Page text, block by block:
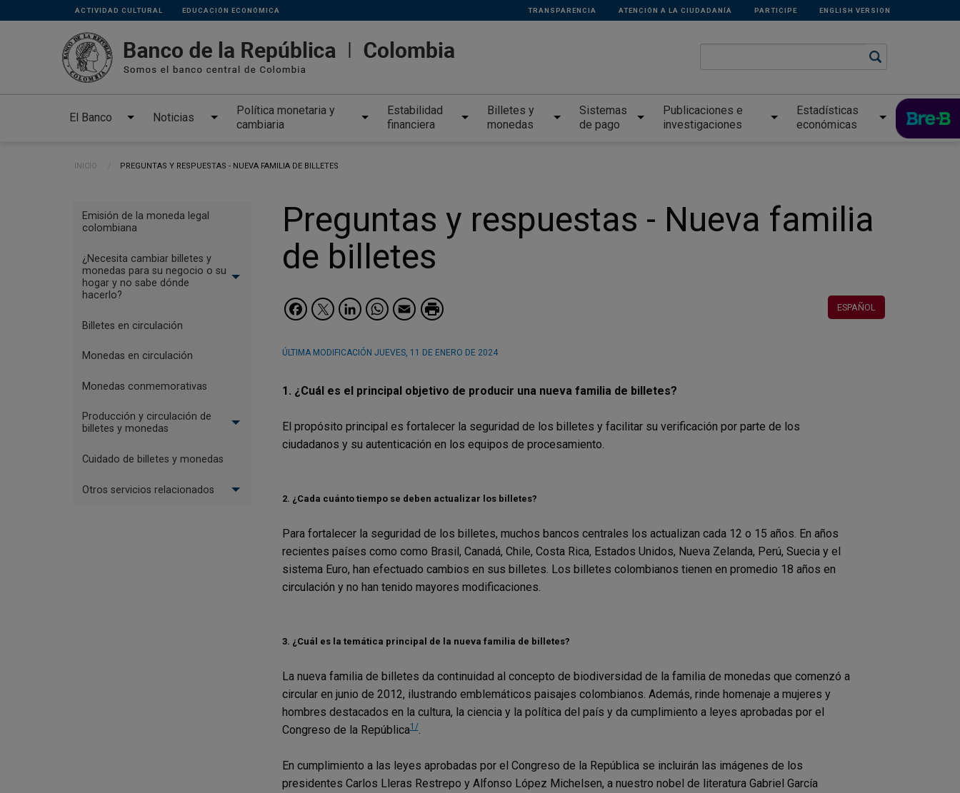
Pasar al contenido principal
Links
secundarios
ACTIVIDAD CULTURAL EDUCACIÓN ECONÓMICA TRANSPARENCIA ATENCIÓN A LA CIUDADANÍA PARTICIPE ENGLISH VERSION
El Banco Noticias
Política monetaria y
cambiaria
Estabilidad
financiera
Billetes y
monedas
Sistemas
de pago
Publicaciones e
investigaciones
Estadísticas
económicas
Ruta de navegación
INICIO CURRENT:
PREGUNTAS Y RESPUESTAS - NUEVA FAMILIA DE BILLETES
Preguntas y respuestas - Nueva familia
de billetes
ESPAÑOL
Facebook
Twitter
LinkedIn
WhatsApp
Email
ÚLTIMA MODIFICACIÓN JUEVES, 11 DE ENERO DE 2024
1. ¿Cuál es el principal objetivo de producir una nueva familia de billetes?
El propósito principal es fortalecer la seguridad de los billetes y facilitar su verificación por parte de los
ciudadanos y su autenticación en los equipos de procesamiento.
2. ¿Cada cuánto tiempo se deben actualizar los billetes?
Para fortalecer la seguridad de los billetes, muchos bancos centrales los actualizan cada 12 o 15 años. En años
recientes países como como Brasil, Canadá, Chile, Costa Rica, Estados Unidos, Nueva Zelanda, Perú, Suecia y el
sistema Euro, han efectuado cambios en sus billetes. Los billetes colombianos tienen en promedio 18 años en
circulación y no han tenido mayores modificaciones.
3. ¿Cuál es la temática principal de la nueva familia de billetes?
La nueva familia de billetes da continuidad al concepto de biodiversidad de la familia de monedas que comenzó a
circular en junio de 2012, ilustrando emblemáticos paisajes colombianos. Además, rinde homenaje a mujeres y
hombres destacados en la cultura, la ciencia y la política del país y da cumplimiento a leyes aprobadas por el
Congreso de la República1/.
En cumplimiento a las leyes aprobadas por el Congreso de la República se incluirán las imágenes de los
presidentes Carlos Lleras Restrepo y Alfonso López Michelsen, a nuestro nobel de literatura Gabriel García
Menu
Billetes
monedas
Emisión de la moneda legal
colombiana
¿Necesita cambiar billetes y
monedas para su negocio o su
hogar y no sabe dónde
hacerlo?
Billetes en circulación
Monedas en circulación
Monedas conmemorativas
Producción y circulación de
billetes y monedas
Cuidado de billetes y monedas
Otros servicios relacionados